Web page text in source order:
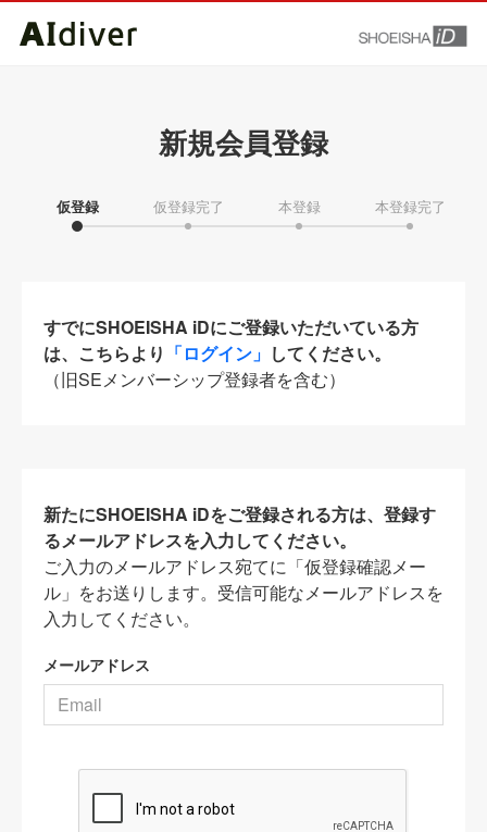
新規会員登録
仮登録 仮登録完了 本登録 本登録完了
すでにSHOEISHA iDにご登録いただいている方
は、こちらより 「ログイン」 してください。
（旧SEメンバーシップ登録者を含む）
新たにSHOEISHA iDをご登録される方は、登録す
るメールアドレスを入力してください。
ご入力のメールアドレス宛てに「仮登録確認メー
ル」をお送りします。受信可能なメールアドレスを
入力してください。
メールアドレス